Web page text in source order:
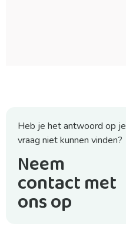
Heb je het antwoord op je
vraag niet kunnen vinden?
Neem
contact met
ons op